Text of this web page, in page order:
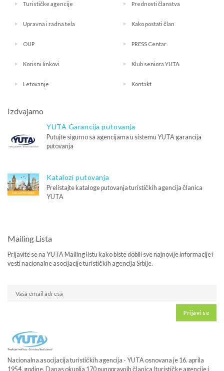
Turističke agencije Prednosti članstva
Upravna i radna tela Kako postati član
OUP PRESS Centar
Korisni linkovi Klub seniora YUTA
Letovanje Kontakt
Izdvajamo
YUTA Garancija putovanja
Putujte sigurno sa agencijama u sistemu YUTA garancija
putovanja
Katalozi putovanja
Prelistajte kataloge putovanja turističkih agencija članica
YUTA
Mailing Lista
Prijavite se na YUTA Mailing listu kako biste dobili sve najnovije informacije i
vesti nacionalne asocijacije turističkih agencija Srbije.
Prijavi se
Nacionalna asocijacija turističkih agencija - YUTA osnovana je 16. aprila
1954. godine. Danas okuplja 170 punopravnih članica (turističke agencije i